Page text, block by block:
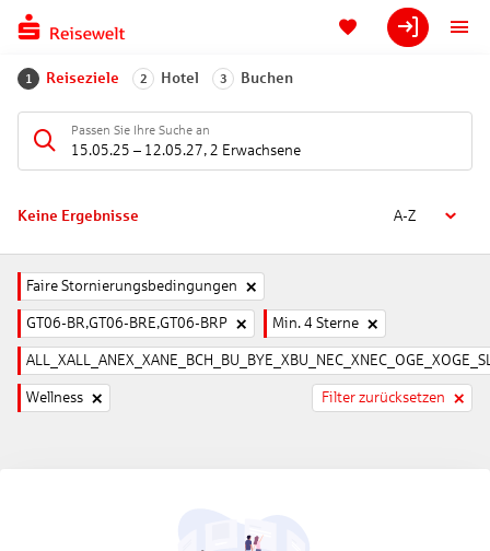
1 Reiseziele 2 Hotel 3 Buchen
Passen Sie Ihre Suche an
15.05.25 – 12.05.27, 2 Erwachsene
Keine Ergebnisse A-Z
Faire Stornierungsbedingungen
GT06-BR,GT06-BRE,GT06-BRP Min. 4 Sterne
Wellness Filter zurücksetzen